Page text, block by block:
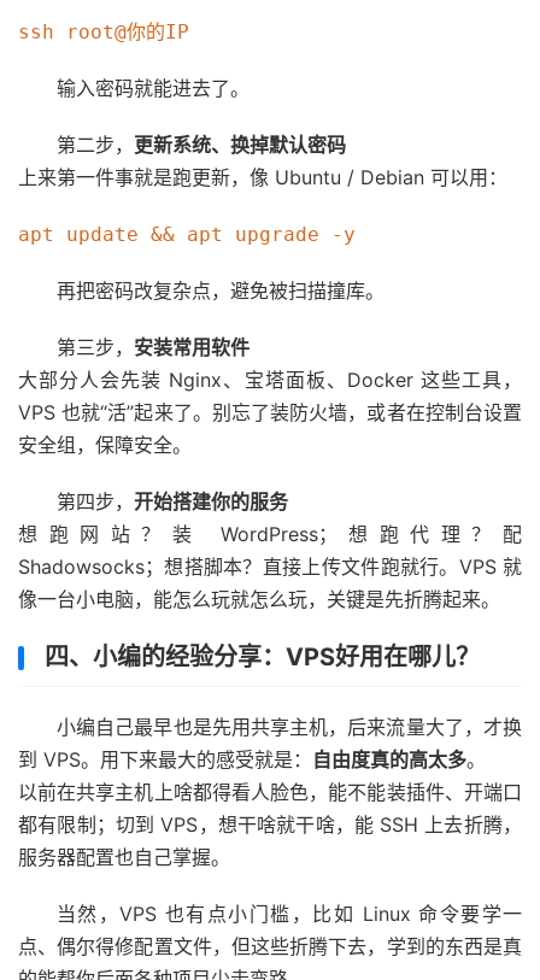
输入密码就能进去了。
第二步， 更新系统、换掉默认密码
上来第一件事就是跑更新，像 Ubuntu / Debian 可以用：
再把密码改复杂点，避免被扫描撞库。
第三步， 安装常用软件
大部分人会先装 Nginx、宝塔面板、Docker 这些工具，
VPS 也就“活”起来了。别忘了装防火墙，或者在控制台设置
安全组，保障安全。
第四步， 开始搭建你的服务
想跑网站？装 WordPress；想跑代理？配
Shadowsocks；想搭脚本？直接上传文件跑就行。VPS 就
像一台小电脑，能怎么玩就怎么玩，关键是先折腾起来。
四、小编的经验分享：VPS好用在哪儿？
小编自己最早也是先用共享主机，后来流量大了，才换
到 VPS。用下来最大的感受就是： 自由度真的高太多。
以前在共享主机上啥都得看人脸色，能不能装插件、开端口
都有限制；切到 VPS，想干啥就干啥，能 SSH 上去折腾，
服务器配置也自己掌握。
当然，VPS 也有点小门槛，比如 Linux 命令要学一
点、偶尔得修配置文件，但这些折腾下去，学到的东西是真